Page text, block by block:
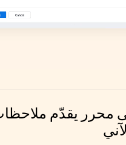
محرر يقدّم